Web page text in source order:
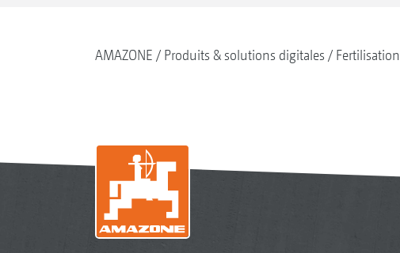
AMAZONE Produits & solutions digitales Fertilisation